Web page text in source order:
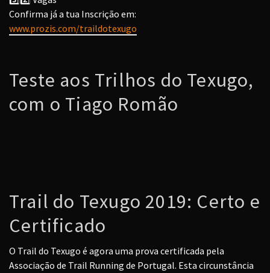
Confirma já a tua Inscrição em:
www.prozis.com/traildotexugo
Teste aos Trilhos do Texugo,
com o Tiago Romão
Trail do Texugo 2019: Certo e
Certificado
O Trail do Texugo é agora uma prova certificada pela
Associação de Trail Running de Portugal. Esta circunstância